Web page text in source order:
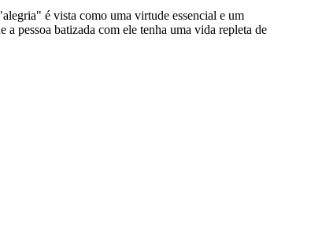
é vista como uma virtude essencial e um
pessoa batizada com ele tenha uma vida repleta de